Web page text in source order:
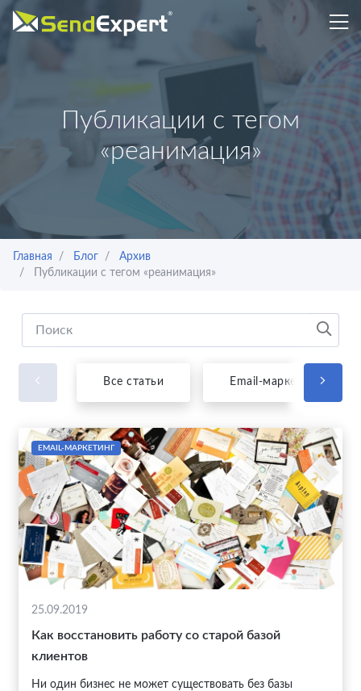
Публикации с тегом
«реанимация»
Главная Блог
Архив
Публикации с тегом «реанимация»
Все статьи Email-маркетинг
EMAIL-МАРКЕТИНГ
25.09.2019
Как восстановить работу со старой базой
клиентов
Ни один бизнес не может существовать без базы